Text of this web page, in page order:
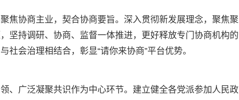
焦协商主业，契合协商要旨。深入贯彻新发展理念，聚焦聚
坚持调研、协商、监督一体推进，更好释放专门协商机构的
会治理相结合，彰显“请你来协商”平台优势。
、广泛凝聚共识作为中心环节。建立健全各党派参加人民政